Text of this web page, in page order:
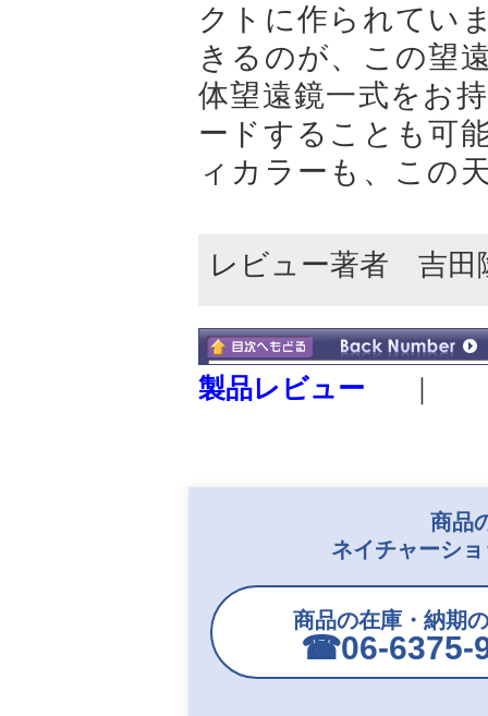
クトに作られてい
きるのが、この望
体望遠鏡一式をお
ードすることも可
ィカラーも、この
レビュー著者 吉田
製品レビュー ｜
商品
ネイチャーシ
商品の在庫・納期
☎︎06-6375-